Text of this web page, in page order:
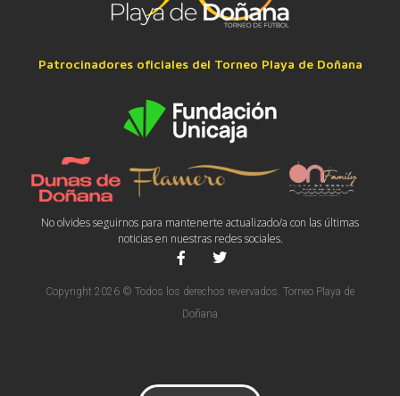
Patrocinadores oficiales del Torneo Playa de Doñana
No olvides seguirnos para mantenerte actualizado/a con las últimas
noticias en nuestras redes sociales.
Copyright 2026 © Todos los derechos revervados. Torneo Playa de
Doñana